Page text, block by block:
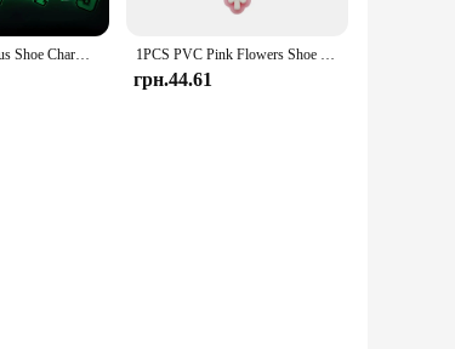
37/74pcs Luminous Shoe Charms for Crocs Jibbitz Bubble Slides Sandals, PVC Shoe Decorations Accessories for Christmas Birthday G 1PCS PVC Pink Flowers Shoe Charms for Crocs Accessories Wristband Decorations Buckle Snow Heart for Girls Women Party Gifts
грн.44.61